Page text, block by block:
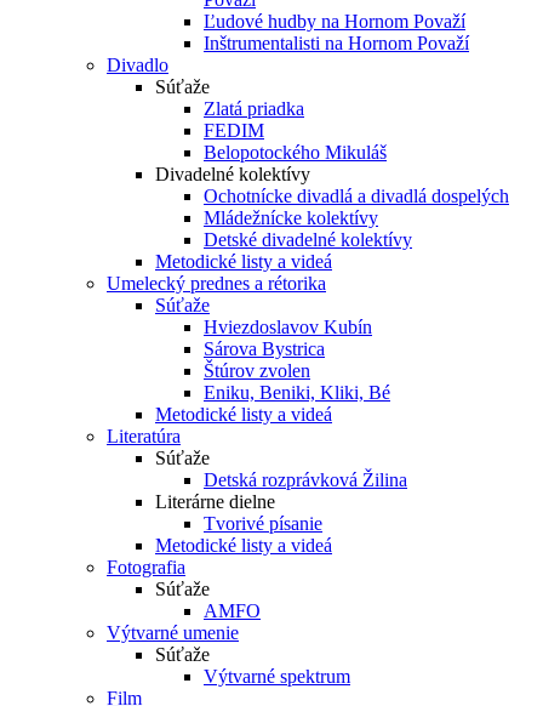
Ľudové hudby na Hornom Považí
Inštrumentalisti na Hornom Považí
Divadlo
Súťaže
Zlatá priadka
FEDIM
Belopotockého Mikuláš
Divadelné kolektívy
Ochotnícke divadlá a divadlá dospelých
Mládežnícke kolektívy
Detské divadelné kolektívy
Metodické listy a videá
Umelecký prednes a rétorika
Súťaže
Hviezdoslavov Kubín
Sárova Bystrica
Štúrov zvolen
Eniku, Beniki, Kliki, Bé
Metodické listy a videá
Literatúra
Súťaže
Detská rozprávková Žilina
Literárne dielne
Tvorivé písanie
Metodické listy a videá
Fotografia
Súťaže
AMFO
Výtvarné umenie
Súťaže
Výtvarné spektrum
Film